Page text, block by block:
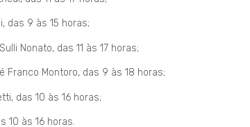
das 9 às 15 horas;
Nonato, das 11 às 17 horas;
Franco Montoro, das 9 às 18 horas;
das 10 às 16 horas;
10 às 16 horas.